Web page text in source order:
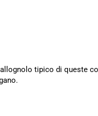
tipico di queste